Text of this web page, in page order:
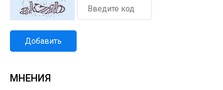
Добавить
МНЕНИЯ